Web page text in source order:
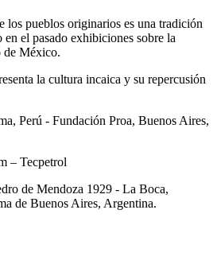
los pueblos originarios es una tradición
en el pasado exhibiciones sobre la
de México.
la cultura incaica y su repercusión
Perú - Fundación Proa, Buenos Aires,
– Tecpetrol
de Mendoza 1929 - La Boca,
de Buenos Aires, Argentina.